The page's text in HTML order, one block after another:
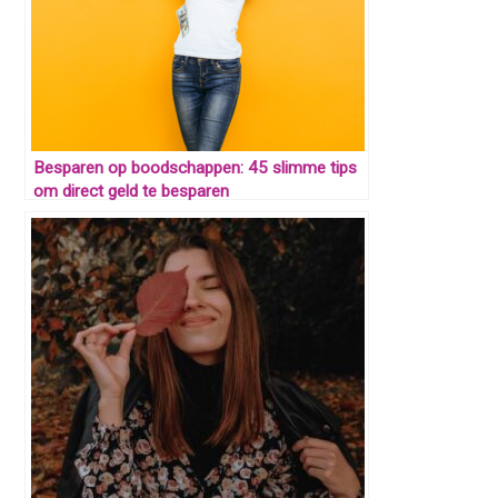
Besparen op boodschappen: 45 slimme tips
om direct geld te besparen